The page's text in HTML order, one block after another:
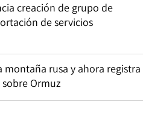
creación de grupo de
de servicios
rusa y ahora registra
Ormuz